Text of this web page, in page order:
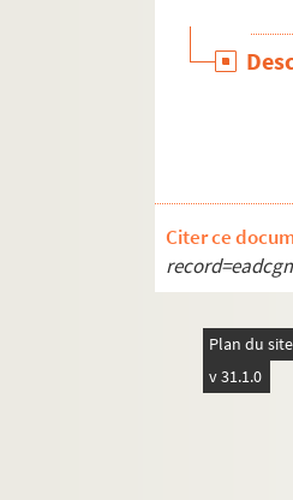
68 (Fol.
69 (Fol.
70 (Fol.
71 (Fol.
72 (Fol.
73 (Fol.
74 (Fol.
75 (Fol.
76 (Fol.
Citer ce
Plan du site
v 31.1.0